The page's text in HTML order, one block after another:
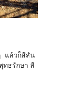
แล้วก็สีสัน
ทธรักษา สี